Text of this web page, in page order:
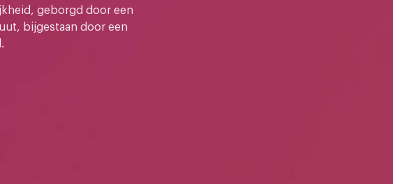
geborgd door een
bijgestaan door een